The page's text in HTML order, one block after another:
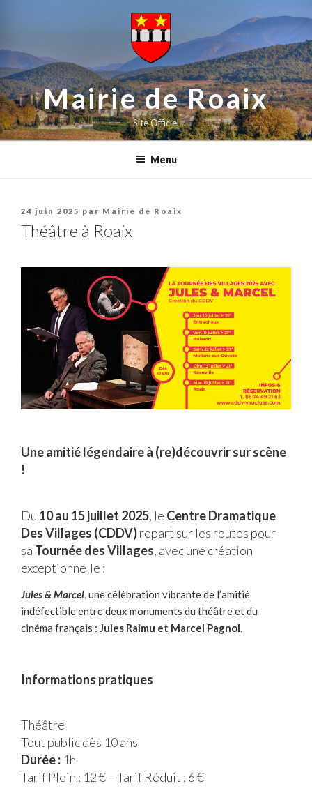
principal
Mairie de Roaix
Site Officiel
Menu
Publié
24 juin 2025 par Mairie de Roaix
Théâtre à Roaix
Une amitié légendaire à (re)découvrir sur scène
!
Du 10 au 15 juillet 2025, le Centre Dramatique
Des Villages (CDDV)repart sur les routes pour
sa Tournée des Villages, avec une création
exceptionnelle :
Jules & Marcel, une célébration vibrante de l’amitié
indéfectible entre deux monuments du théâtre et du
cinéma français : Jules Raimu et Marcel Pagnol.
Informations pratiques
Théâtre
Tout public dès 10 ans
Durée : 1h
Tarif Plein : 12 € – Tarif Réduit : 6 €